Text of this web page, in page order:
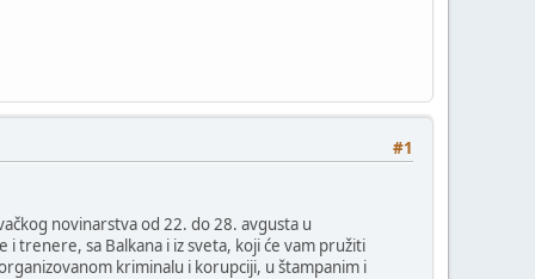
#1
novinarstva od 22. do 28. avgusta u
trenere, sa Balkana i iz sveta, koji će vam pružiti
kriminalu i korupciji, u štampanim i